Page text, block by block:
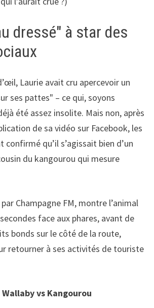
dressé" à star des
Laurie avait cru apercevoir un
ses pattes" – ce qui, soyons
été assez insolite. Mais non, après
de sa vidéo sur Facebook, les
qu’il s’agissait bien d’un
du kangourou qui mesure
Champagne FM, montre l’animal
face aux phares, avant de
bonds sur le côté de la route,
retourner à ses activités de touriste
vs Kangourou